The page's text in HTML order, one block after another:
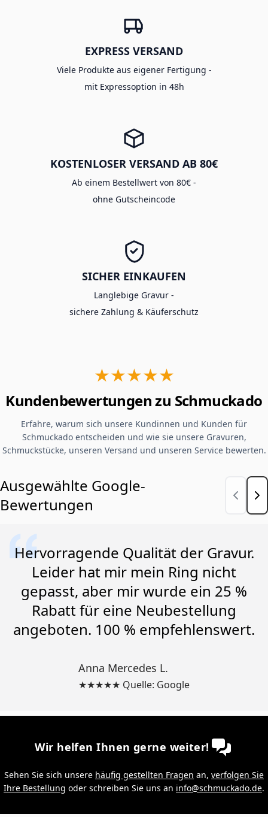
EXPRESS VERSAND
Viele Produkte aus eigener Fertigung -
mit Expressoption in 48h
KOSTENLOSER VERSAND AB 80€
Ab einem Bestellwert von 80€ -
ohne Gutscheincode
SICHER EINKAUFEN
Langlebige Gravur -
sichere Zahlung & Käuferschutz
★★★★★
Kundenbewertungen zu Schmuckado
Erfahre, warum sich unsere Kundinnen und Kunden für
Schmuckado entscheiden und wie sie unsere Gravuren,
Schmuckstücke, unseren Versand und unseren Service bewerten.
Ausgewählte Google-
Bewertungen
Hervorragende Qualität der Gravur.
Leider hat mir mein Ring nicht
gepasst, aber mir wurde ein 25 %
Rabatt für eine Neubestellung
angeboten. 100 % empfehlenswert.
Anna Mercedes L.
★★★★★ Quelle: Google
Wir helfen Ihnen gerne weiter!
Sehen Sie sich unsere häufig gestellten Fragen an, verfolgen Sie
Ihre Bestellung oder schreiben Sie uns an info@schmuckado.de.